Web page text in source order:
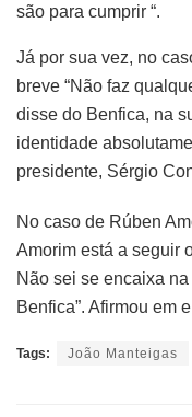
são para cumprir “.
Já por sua vez, no
breve “Não faz
disse do Benfica, na
identidade
presidente, Sérgio
No caso de Rúben
Amorim está a seguir
Não sei se encaixa
Benfica”. Afirmou em
Tags: João Manteigas